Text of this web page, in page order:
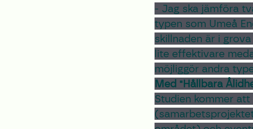
- Jag ska jämföra
typen som Umeå
skillnaden är i
lite effektivare
möjliggör andra
Med "Hållbara
Studien kommer